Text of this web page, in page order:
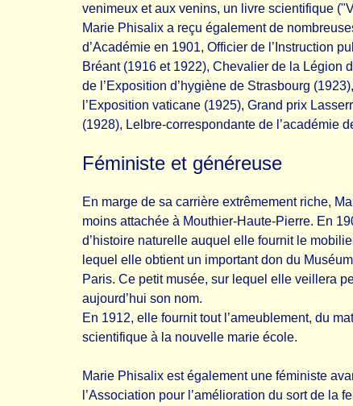
venimeux et aux venins, un livre scientifique
Marie Phisalix a reçu également de
d’Académie en 1901, Officier de l’Instruction
Bréant (1916 et 1922), Chevalier de la Légion
de l’Exposition d’hygiène de Strasbourg
l’Exposition vaticane (1925), Grand prix
(1928), Lelbre-correspondante de l’académie
Féministe et généreuse
En marge de sa carrière extrêmement riche,
moins attachée à Mouthier-Haute-Pierre. En
d’histoire naturelle auquel elle fournit le
lequel elle obtient un important don du
Paris. Ce petit musée, sur lequel elle veillera
aujourd’hui son nom.
En 1912, elle fournit tout l’ameublement, du
scientifique à la nouvelle marie école.
Marie Phisalix est également une féministe
l’Association pour l’amélioration du sort de la